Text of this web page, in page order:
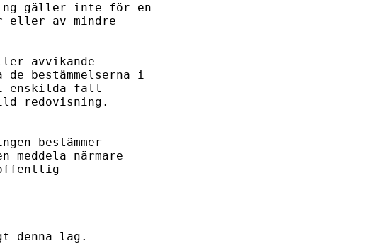
gäller inte för en
eller av mindre
avvikande
bestämmelserna i
i enskilda fall
redovisning.
bestämmer
meddela närmare
denna lag.